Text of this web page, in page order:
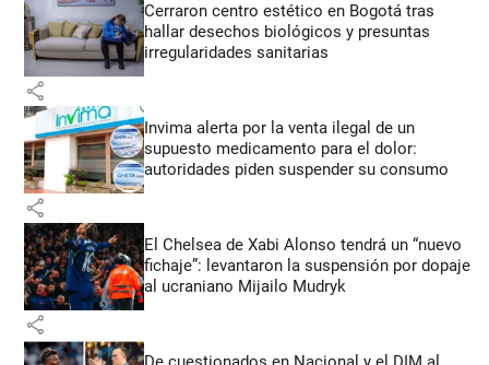
Cerraron centro estético en Bogotá tras
hallar desechos biológicos y presuntas
irregularidades sanitarias
share
Invima alerta por la venta ilegal de un
supuesto medicamento para el dolor:
autoridades piden suspender su consumo
share
El Chelsea de Xabi Alonso tendrá un “nuevo
fichaje”: levantaron la suspensión por dopaje
al ucraniano Mijailo Mudryk
share